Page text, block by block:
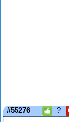
#55276 ?